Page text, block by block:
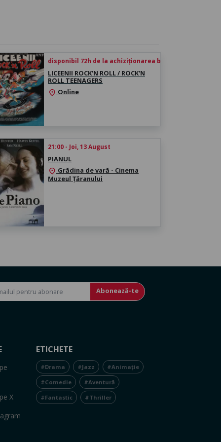
disponibil 72h de la achiziționarea biletului
LICEENII ROCK'N ROLL / ROCK'N
ROLL TEENAGERS
location_on Online
21:00 - Joi, 13 August
PIANUL
location_on Grădina de vară - Cinema
Muzeul Țăranului
Abonează-te
X
ETICHETE
#Drama #Jazz #Animație
#Comedie #Aventură
#Fantastic #Thriller